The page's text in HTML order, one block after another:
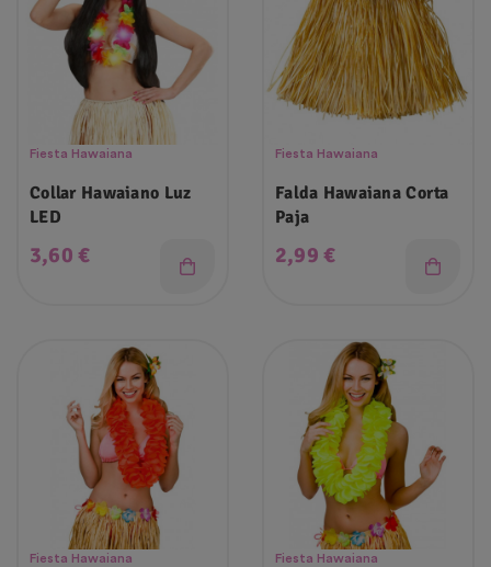
Fiesta Hawaiana
Collar Hawaiano Luz
LED
Precio
3,60 €
Fiesta Hawaiana
Falda Hawaiana Corta
Paja
Precio
2,99 €
Fiesta Hawaiana Fiesta Hawaiana